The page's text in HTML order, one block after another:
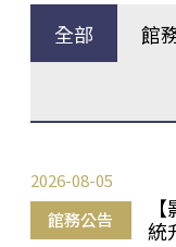
全部 館
館務公告
統
2026-08-05